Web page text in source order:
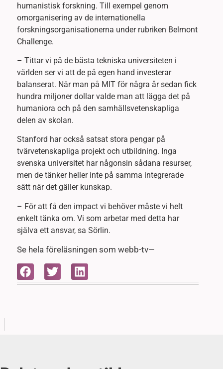
humanistisk forskning. Till exempel genom
omorganisering av de internationella
forskningsorganisationerna under rubriken Belmont
Challenge.
– Tittar vi på de bästa tekniska universiteten i
världen ser vi att de på egen hand investerar
balanserat. När man på MIT för några år sedan fick
hundra miljoner dollar valde man att lägga det på
humaniora och på den samhällsvetenskapliga
delen av skolan.
Stanford har också satsat stora pengar på
tvärvetenskapliga projekt och utbildning. Inga
svenska universitet har någonsin sådana resurser,
men de tänker heller inte på samma integrerade
sätt när det gäller kunskap.
– För att få den impact vi behöver måste vi helt
enkelt tänka om. Vi som arbetar med detta har
själva ett ansvar, sa Sörlin.
Se hela föreläsningen som webb-tv—